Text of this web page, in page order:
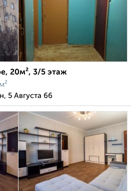
20м², 3/5 этаж
5 Августа 66